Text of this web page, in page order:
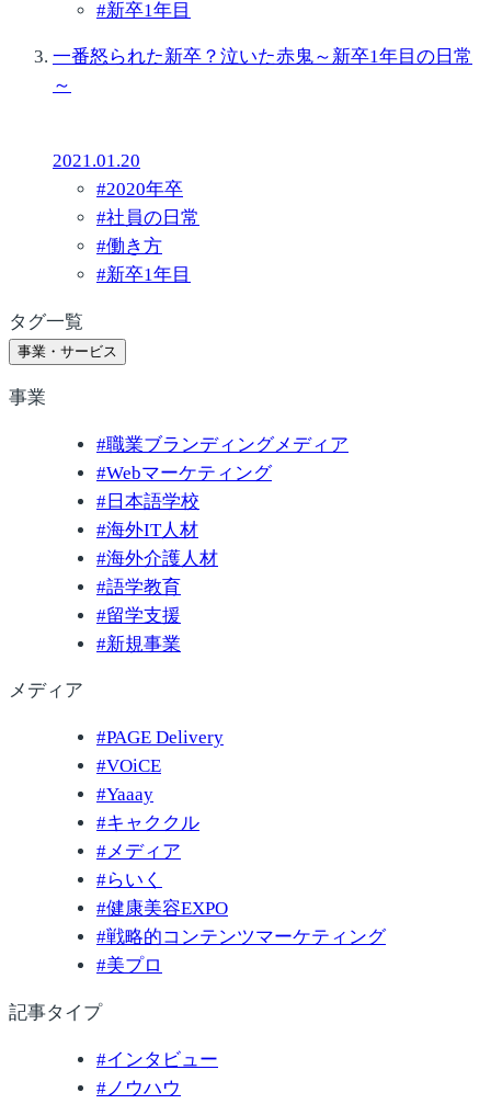
#新卒1年目
一番怒られた新卒？泣いた赤鬼～新卒1年目の日常
～
2021.01.20
#2020年卒
#社員の日常
#働き方
#新卒1年目
タグ一覧
事業・サービス
事業
#職業ブランディングメディア
#Webマーケティング
# 日本語学校
#海外IT人材
#海外介護人材
#語学教育
#留学支援
#新規事業
メディア
#PAGE Delivery
#VOiCE
#Yaaay
#キャククル
#メディア
#らいく
#健康美容EXPO
#戦略的コンテンツマーケティング
#美プロ
記事タイプ
#インタビュー
# ノウハウ